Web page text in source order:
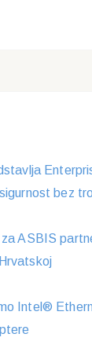
bez
za ASBIS
Intel®